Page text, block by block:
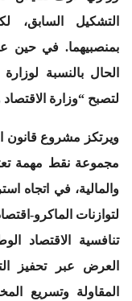
التشكيل السابق،
بمنصبيهما. في حين
الحال بالنسبة
لتصبح “وزارة الاقتصاد
مجموعة نقط مهمة
والمالية، في اتجاه
لتوازنات الماكرو-
تنافسية الاقتصاد
العرض عبر تحفيز
المقاولة وتسريع